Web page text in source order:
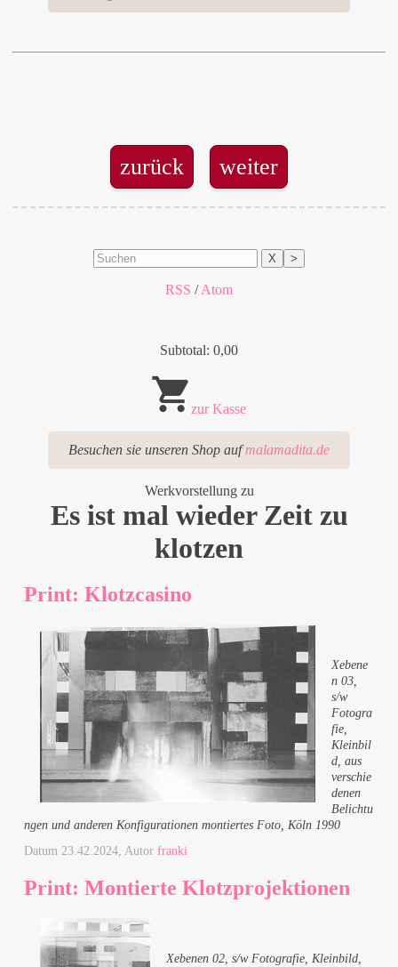
zurück weiter
X >
RSS /Atom
Subtotal: 0,00
zur Kasse
Besuchen sie unseren Shop aufmalamadita.de
Werkvorstellung zu
Es ist mal wieder Zeit zu
klotzen
Print: Klotzcasino
Xebene
n 03,
s/w
Fotogra
fie,
Kleinbil
d, aus
verschie
denen
Belichtu
ngen und anderen Konfigurationen montiertes Foto, Köln 1990
Datum23.42.2024, Autorfranki
Print: Montierte Klotzprojektionen
Xebenen 02, s/w Fotografie, Kleinbild,